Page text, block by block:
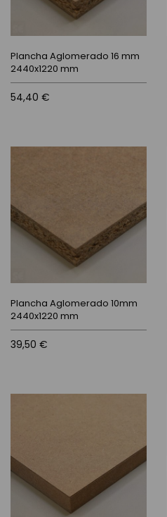
Plancha Aglomerado 16 mm
2440x1220 mm
54,40 €
Plancha Aglomerado 10mm
2440x1220 mm
39,50 €